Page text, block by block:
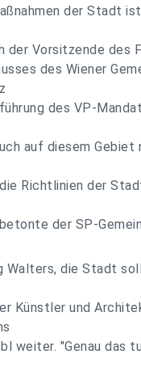
der Stadt
Vorsitzende des
des Wiener
des VP-
auf diesem Gebiet
Richtlinien der
der SP-
Walters, die Stadt
Künstler und
weiter. "Genau das